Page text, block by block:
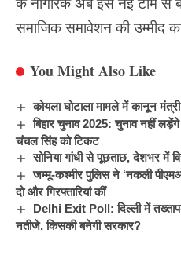
समाजिक समावेशन की उम्मीद
You Might Also Like
कोयला घोटाला मामले में कानून
बिहार चुनाव 2025: चुनाव नहीं
चंचल सिंह को टिकट
सोनिया गांधी से पूछताछ, देशभर में
जम्मू-कश्मीर पुलिस ने ‘नकली
दो और गिरफ्तारियां कीं
Delhi Exit Poll: दिल्ली में
नतीजे, किसकी बनेगी सरकार?